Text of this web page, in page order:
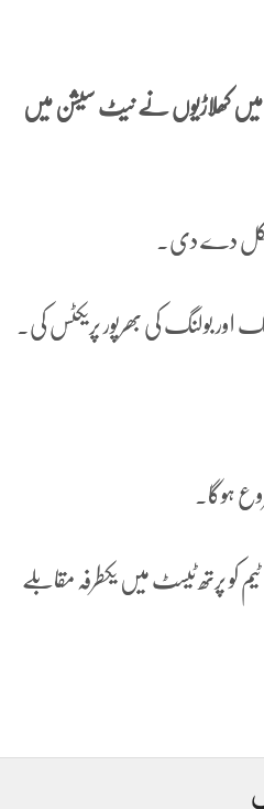
میں کھلاڑیوں نے نیٹ سیشن میں
شکل دے دی۔
اور بولنگ کی بھرپور پریکٹس کی۔
ہوگا۔
پرتھ ٹیسٹ میں یکطرفہ مقابلے